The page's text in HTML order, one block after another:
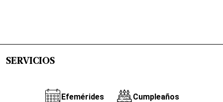
SERVICIOS
Efemérides Cumpleaños